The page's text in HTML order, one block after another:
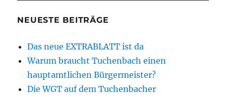
NEUESTE BEITRÄGE
Das neue EXTRABLATT ist da
Warum braucht Tuchenbach einen
hauptamtlichen Bürgermeister?
Die WGT auf dem Tuchenbacher